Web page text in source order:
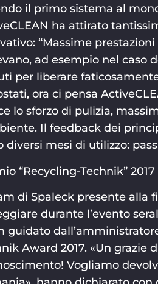
il primo sistema al
ha attirato
“Massime
ad esempio nel caso
per liberare
ora ci pensa
lo sforzo di pulizia,
Il feedback dei
diversi mesi di utilizzo:
“Recycling-Technik”
di Spaleck presente alla
durante l’evento
guidato
Award 2017. «Un grazie
Vogliamo